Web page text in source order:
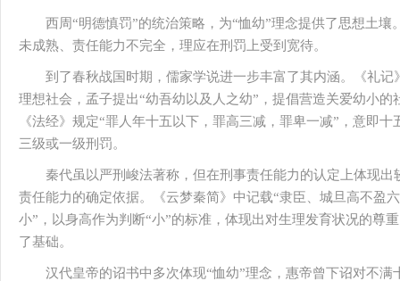
西周“明德慎罚”的统治策略，为“恤幼”理念提供了思想土
未成熟、责任能力不完全，理应在刑罚上受到宽待。
到了春秋战国时期，儒家学说进一步丰富了其内涵。《礼
理想社会，孟子提出“幼吾幼以及人之幼”，提倡营造关爱幼小
《法经》规定“罪人年十五以下，罪高三减，罪卑一减”，意即
三级或一级刑罚。
秦代虽以严刑峻法著称，但在刑事责任能力的认定上体现
责任能力的确定依据。《云梦秦简》中记载“隶臣、城旦高不盈
小”，以身高作为判断“小”的标准，体现出对生理发育状况的尊
了基础。
汉代皇帝的诏书中多次体现“恤幼”理念，惠帝曾下诏对不